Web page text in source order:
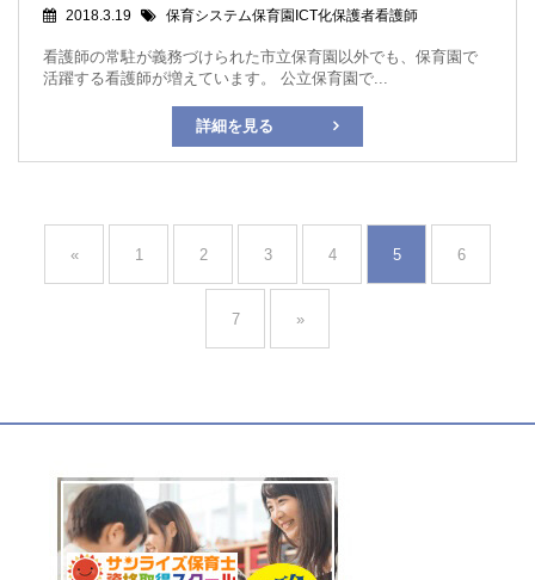
2018.3.19 保育システム保育園ICT化保護者看護師
看護師の常駐が義務づけられた市立保育園以外でも、保育園で
活躍する看護師が増えています。 公立保育園で...
詳細を見る
« 1 2 3 4 5 6
7 »